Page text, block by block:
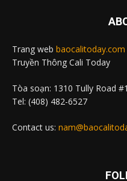
Trang web baocalitoday.com
Truyền Thông Cali Today
Tòa soạn: 1310 Tully Road
Tel: (408) 482-6527
Contact us: